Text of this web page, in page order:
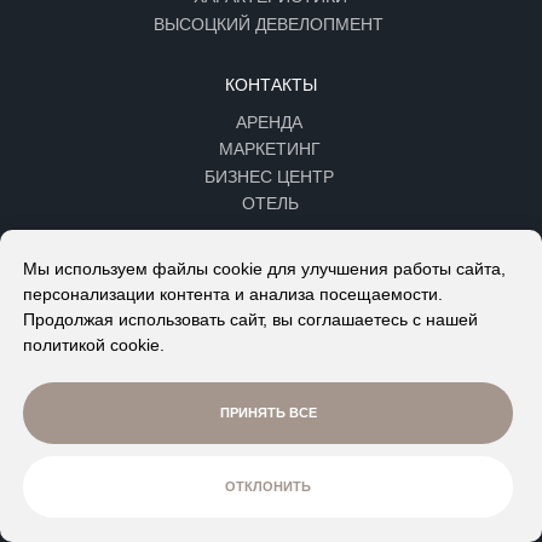
Мы используем файлы cookie для улучшения работы сайта,
персонализации контента и анализа посещаемости.
Продолжая использовать сайт, вы соглашаетесь с нашей
политикой cookie.
ПРИНЯТЬ ВСЕ
ОТКЛОНИТЬ